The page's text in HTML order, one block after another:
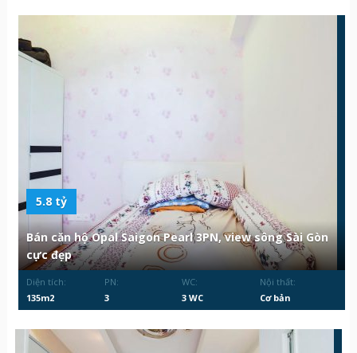
5.8 tỷ
Bán căn hộ Opal Saigon Pearl 3PN, view sông Sài Gòn
cực đẹp
Diện tích:
135m2
PN:
3
WC:
3 WC
Nội thất:
Cơ bản